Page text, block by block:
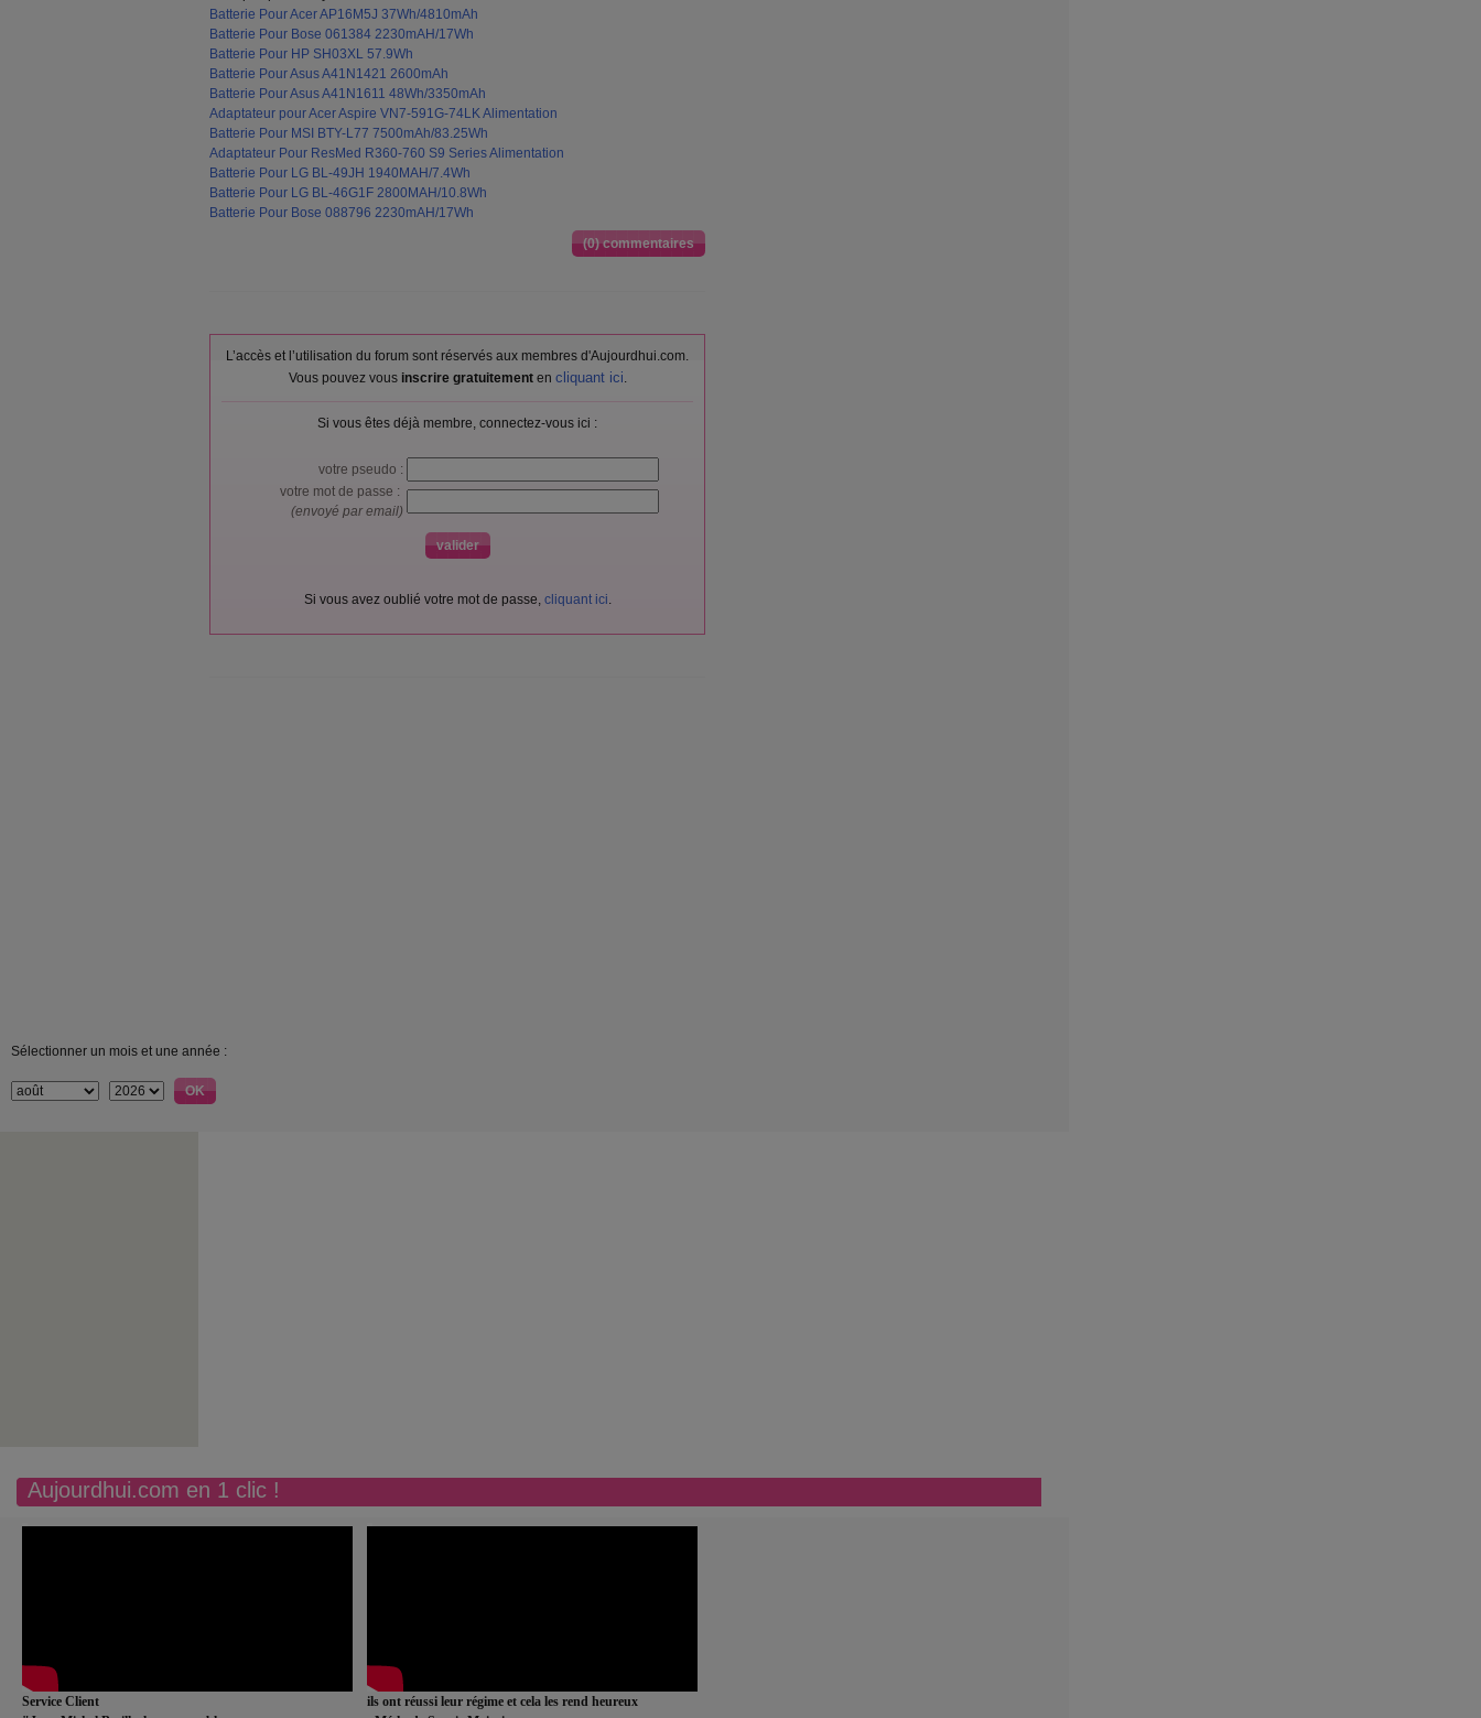
Batterie Pour Acer AP16M5J 37Wh/4810mAh
Batterie Pour Bose 061384 2230mAH/17Wh
Batterie Pour HP SH03XL 57.9Wh
Batterie Pour Asus A41N1421 2600mAh
Batterie Pour Asus A41N1611 48Wh/3350mAh
Adaptateur pour Acer Aspire VN7-591G-74LK Alimentation
Batterie Pour MSI BTY-L77 7500mAh/83.25Wh
Adaptateur Pour ResMed R360-760 S9 Series Alimentation
Batterie Pour LG BL-49JH 1940MAH/7.4Wh
Batterie Pour LG BL-46G1F 2800MAH/10.8Wh
Batterie Pour Bose 088796 2230mAH/17Wh
(0) commentaires
L’accès et l’utilisation du forum sont réservés aux membres d'Aujourdhui.com.
Vous pouvez vous inscrire gratuitementen cliquant ici.
Si vous êtes déjà membre, connectez-vous ici :
votre pseudo :
votre mot de passe :
(envoyé par email)
Si vous avez oublié votre mot de passe, cliquant ici.
Sélectionner un mois et une année :
Aujourdhui.com en 1 clic !
Service Client
ils ont réussi leur régime et cela les rend heureux